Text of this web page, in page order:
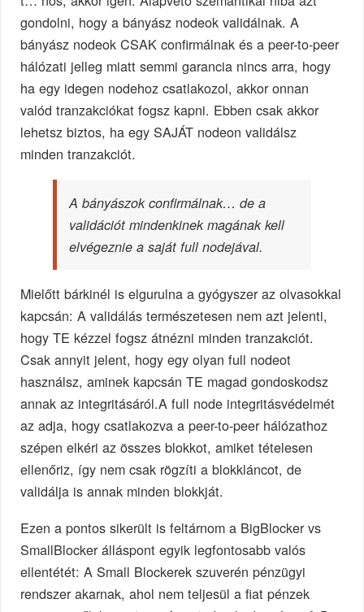
gondolni, hogy a bányász nodeok validálnak. A
bányász nodeok CSAK confirmálnak és a peer-to-peer
hálózati jelleg miatt semmi garancia nincs arra, hogy
ha egy idegen nodehoz csatlakozol, akkor onnan
valód tranzakciókat fogsz kapni. Ebben csak akkor
lehetsz biztos, ha egy SAJÁT nodeon validálsz
minden tranzakciót.
A bányászok confirmálnak… de a
validációt mindenkinek magának kell
elvégeznie a saját full nodejával.
Mielőtt bárkinél is elgurulna a gyógyszer az olvasokkal
kapcsán: A validálás természetesen nem azt jelenti,
hogy TE kézzel fogsz átnézni minden tranzakciót.
Csak annyit jelent, hogy egy olyan full nodeot
használsz, aminek kapcsán TE magad gondoskodsz
annak az integritásáról.A full node integritásvédelmét
az adja, hogy csatlakozva a peer-to-peer hálózathoz
szépen elkéri az összes blokkot, amiket tételesen
ellenőriz, így nem csak rögzíti a blokkláncot, de
validálja is annak minden blokkját.
Ezen a pontos sikerült is feltárnom a BigBlocker vs
SmallBlocker álláspont egyik legfontosabb valós
ellentétét: A Small Blockerek szuverén pénzügyi
rendszer akarnak, ahol nem teljesül a fiat pénzek